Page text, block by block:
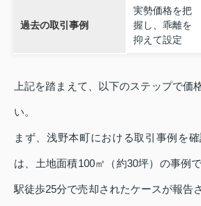
過去の取引事例
実勢価格を把
握し、乖離を
抑えて設定
上記を踏まえて、以下のステップで価
い。
まず、浅野本町における取引事例を
は、土地面積100㎡（約30坪）の事例
駅徒歩25分で売却されたケースが報告